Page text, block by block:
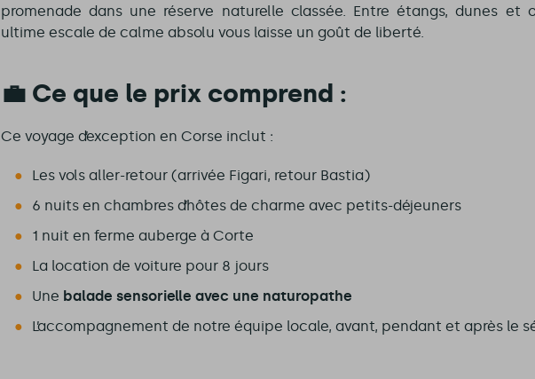
promenade dans une réserve naturelle classée. Entre étangs, dunes et
ultime escale de calme absolu vous laisse un goût de liberté.
💼 Ce que le prix comprend :
Ce voyage d’exception en Corse inclut :
Les vols aller-retour (arrivée Figari, retour Bastia)
6 nuits en chambres d’hôtes de charme avec petits-déjeuners
1 nuit en ferme auberge à Corte
La location de voiture pour 8 jours
Une balade sensorielle avec une naturopathe
L’accompagnement de notre équipe locale, avant, pendant et après le